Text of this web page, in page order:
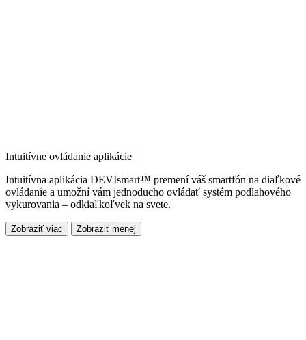
Intuitívne ovládanie aplikácie
Intuitívna aplikácia DEVIsmart™ premení váš smartfón na diaľkové
ovládanie a umožní vám jednoducho ovládať systém podlahového
vykurovania – odkiaľkoľvek na svete.
Zobraziť viac Zobraziť menej